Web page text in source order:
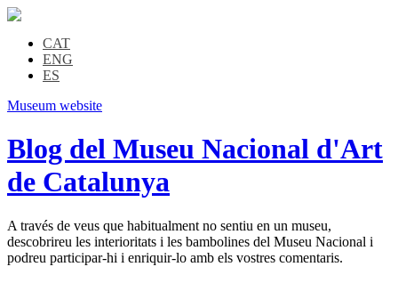
CAT
ENG
ES
Museum website
Blog del Museu Nacional d'Art
de Catalunya
A través de veus que habitualment no sentiu en un museu,
descobrireu les interioritats i les bambolines del Museu Nacional i
podreu participar-hi i enriquir-lo amb els vostres comentaris.